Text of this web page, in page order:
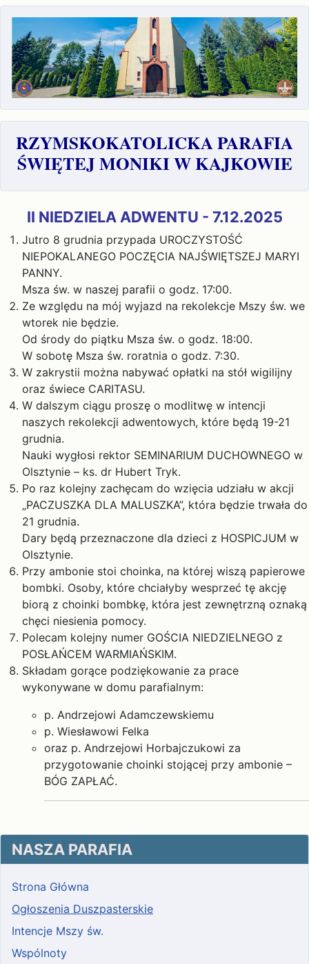
RZYMSKOKATOLICKA PARAFIA
ŚWIĘTEJ MONIKI W KAJKOWIE
II NIEDZIELA ADWENTU - 7.12.2025
Jutro 8 grudnia przypada UROCZYSTOŚĆ
NIEPOKALANEGO POCZĘCIA NAJŚWIĘTSZEJ MARYI
PANNY.
Msza św. w naszej parafii o godz. 17:00.
Ze względu na mój wyjazd na rekolekcje Mszy św. we
wtorek nie będzie.
Od środy do piątku Msza św. o godz. 18:00.
W sobotę Msza św. roratnia o godz. 7:30.
W zakrystii można nabywać opłatki na stół wigilijny
oraz świece CARITASU.
W dalszym ciągu proszę o modlitwę w intencji
naszych rekolekcji adwentowych, które będą 19-21
grudnia.
Nauki wygłosi rektor SEMINARIUM DUCHOWNEGO w
Olsztynie – ks. dr Hubert Tryk.
Po raz kolejny zachęcam do wzięcia udziału w akcji
„PACZUSZKA DLA MALUSZKA”, która będzie trwała do
21 grudnia.
Dary będą przeznaczone dla dzieci z HOSPICJUM w
Olsztynie.
Przy ambonie stoi choinka, na której wiszą papierowe
bombki. Osoby, które chciałyby wesprzeć tę akcję
biorą z choinki bombkę, która jest zewnętrzną oznaką
chęci niesienia pomocy.
Polecam kolejny numer GOŚCIA NIEDZIELNEGO z
POSŁAŃCEM WARMIAŃSKIM.
Składam gorące podziękowanie za prace
wykonywane w domu parafialnym:
p. Andrzejowi Adamczewskiemu
p. Wiesławowi Felka
oraz p. Andrzejowi Horbajczukowi za
przygotowanie choinki stojącej przy ambonie –
BÓG ZAPŁAĆ.
NASZA PARAFIA
Strona Główna
Ogłoszenia Duszpasterskie
Intencje Mszy św.
Wspólnoty